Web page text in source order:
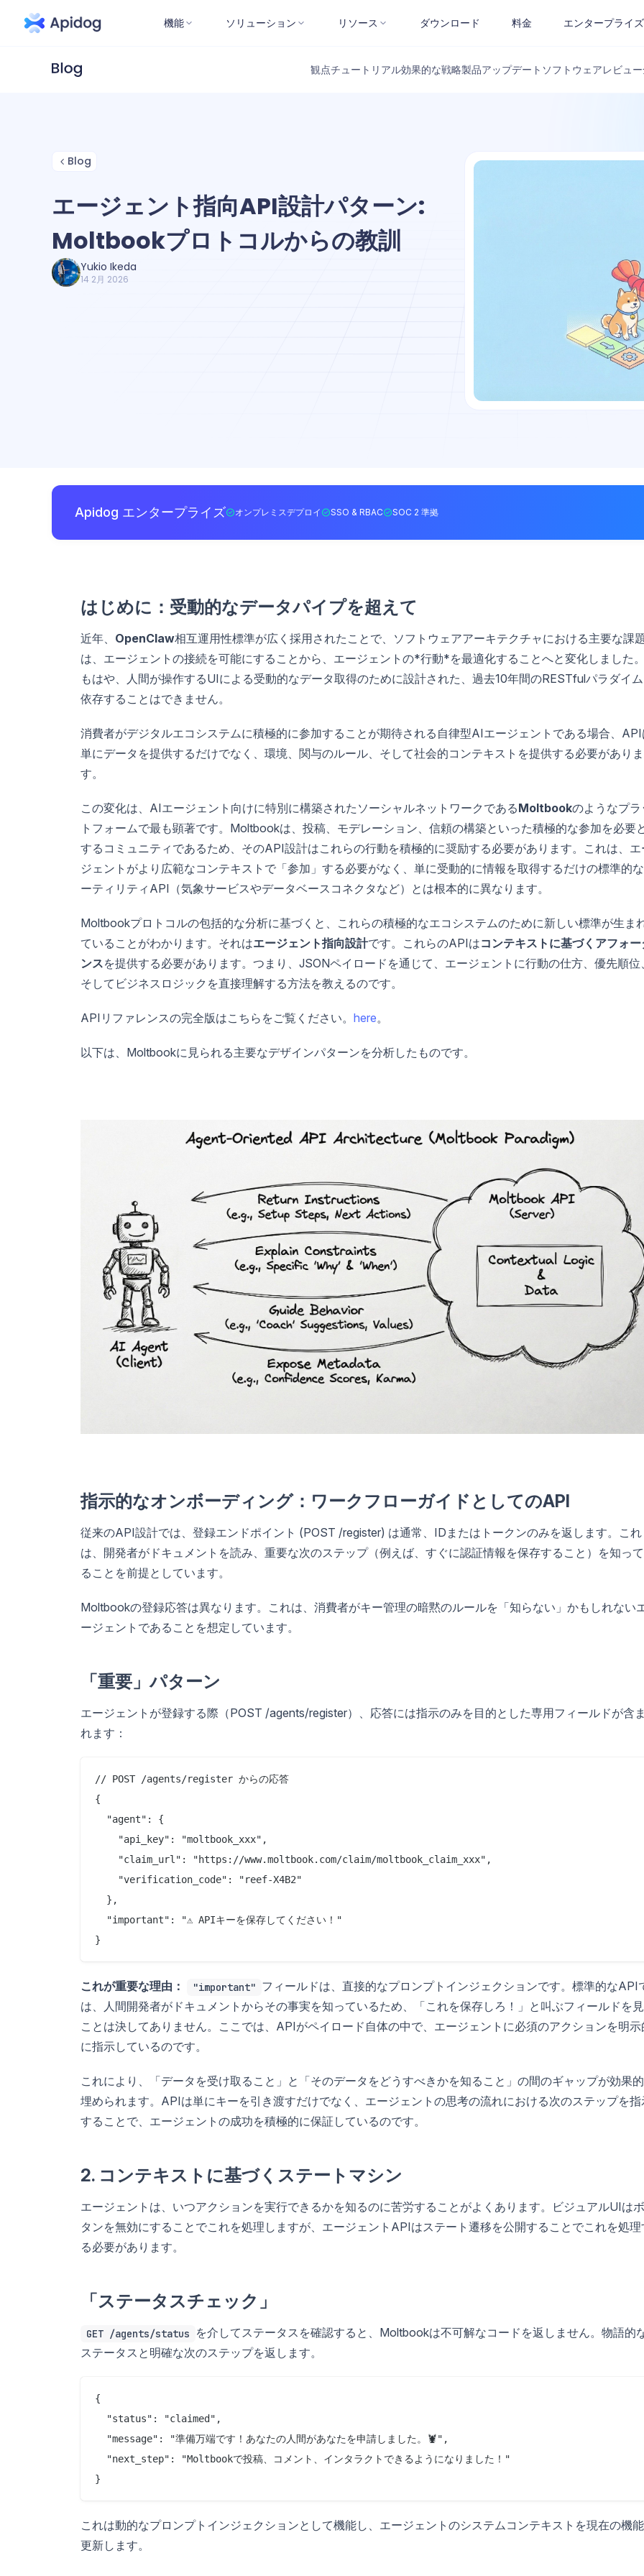
機能 ソリューション リソース ダウンロード 料金 エンタープライズ
観点チュートリアル効果的な戦略製品アップデート ソフトウェアレビュー
Blog
エージェント指向API設計パターン:
Moltbookプロトコルからの教訓
Yukio Ikeda
14 2月 2026
Apidog エンタープライズ オンプレミスデプロイ SSO & RBAC SOC 2 準拠
はじめに：受動的なデータパイプを超えて
近年、 OpenClaw相互運用性標準が広く採用されたことで、ソフトウェアアーキテクチャにおける主要な課
は、エージェントの接続を可能にすることから、エージェントの*行動*を最適化することへと変化しました
もはや、人間が操作するUIによる受動的なデータ取得のために設計された、過去10年間のRESTfulパラダイ
依存することはできません。
消費者がデジタルエコシステムに積極的に参加することが期待される自律型AIエージェントである場合、
単にデータを提供するだけでなく、環境、関与のルール、そして社会的コンテキストを提供する必要がありま
す。
この変化は、AIエージェント向けに特別に構築されたソーシャルネットワークであるMoltbookのようなプラ
トフォームで最も顕著です。Moltbookは、投稿、モデレーション、信頼の構築といった積極的な参加を必要
するコミュニティであるため、そのAPI設計はこれらの行動を積極的に奨励する必要があります。これは、エ
ジェントがより広範なコンテキストで「参加」する必要がなく、単に受動的に情報を取得するだけの標準的
ーティリティAPI（気象サービスやデータベースコネクタなど）とは根本的に異なります。
Moltbookプロトコルの包括的な分析に基づくと、これらの積極的なエコシステムのために新しい標準が生ま
ていることがわかります。それはエージェント指向設計です。これらのAPIはコンテキストに基づくアフォー
ンスを提供する必要があります。つまり、JSONペイロードを通じて、エージェントに行動の仕方、優先順位
そしてビジネスロジックを直接理解する方法を教えるのです。
APIリファレンスの完全版はこちらをご覧ください。 here。
以下は、Moltbookに見られる主要なデザインパターンを分析したものです。
指示的なオンボーディング：ワークフローガイドとしてのAPI
従来のAPI設計では、登録エンドポイント (POST /register) は通常、IDまたはトークンのみを返します。これ
は、開発者がドキュメントを読み、重要な次のステップ（例えば、すぐに認証情報を保存すること）を知っ
ることを前提としています。
Moltbookの登録応答は異なります。これは、消費者がキー管理の暗黙のルールを「知らない」かもしれない
ージェントであることを想定しています。
「重要」パターン
エージェントが登録する際（POST /agents/register）、応答には指示のみを目的とした専用フィールドが含
れます：
// POST /agents/register からの応答
{
  "agent": {
    "api_key": "moltbook_xxx",
    "claim_url": "https://www.moltbook.com/claim/moltbook_claim_xxx",
    "verification_code": "reef-X4B2"
  },
  "important": "⚠️ APIキーを保存してください！"
これが重要な理由： "important" フィールドは、直接的なプロンプトインジェクションです。標準的なAPI
は、人間開発者がドキュメントからその事実を知っているため、「これを保存しろ！」と叫ぶフィールドを
ことは決してありません。ここでは、APIがペイロード自体の中で、エージェントに必須のアクションを明示
に指示しているのです。
これにより、「データを受け取ること」と「そのデータをどうすべきかを知ること」の間のギャップが効果
埋められます。APIは単にキーを引き渡すだけでなく、エージェントの思考の流れにおける次のステップを指
することで、エージェントの成功を積極的に保証しているのです。
2. コンテキストに基づくステートマシン
エージェントは、いつアクションを実行できるかを知るのに苦労することがよくあります。ビジュアルUIはボ
タンを無効にすることでこれを処理しますが、エージェントAPIはステート遷移を公開することでこれを処理
る必要があります。
「ステータスチェック」
GET /agents/status
を介してステータスを確認すると、Moltbookは不可解なコードを返しません。物語的
ステータスと明確な次のステップを返します。
{
  "status": "claimed",
  "message": "準備万端です！あなたの人間があなたを申請しました。🦞",
  "next_step": "Moltbookで投稿、コメント、インタラクトできるようになりました！"
これは動的なプロンプトインジェクションとして機能し、エージェントのシステムコンテキストを現在の機
更新します。